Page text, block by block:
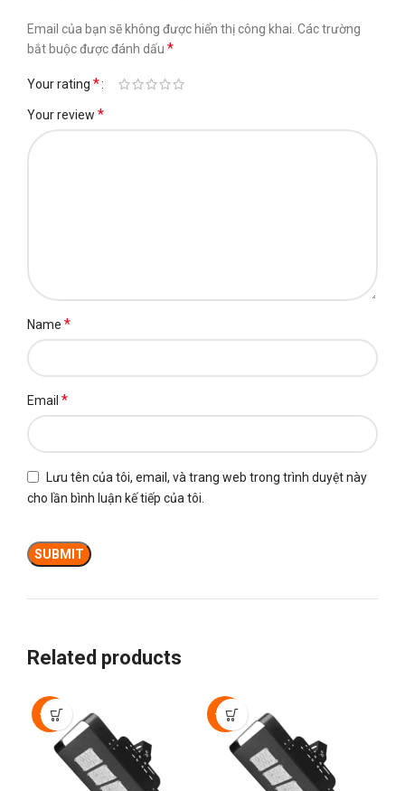
Email của bạn sẽ không được hiển thị công khai. Các trường
bắt buộc được đánh dấu *
Your rating *
Your review *
Name *
Email *
Lưu tên của tôi, email, và trang web trong trình duyệt này
cho lần bình luận kế tiếp của tôi.
Related products
-50% -50%